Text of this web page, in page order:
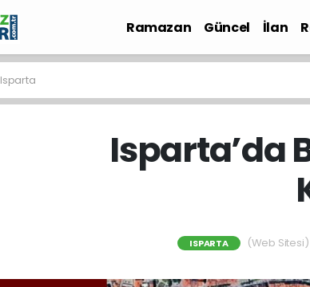
Ramazan Güncel İlan
Isparta
Isparta’da
ISPARTA (Web Sitesi)